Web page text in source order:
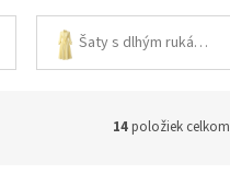
Šaty s dlhým rukávom
14položiek celkom